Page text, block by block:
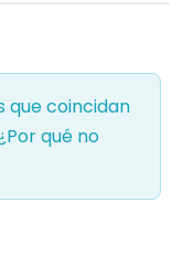
que coincidan
qué no